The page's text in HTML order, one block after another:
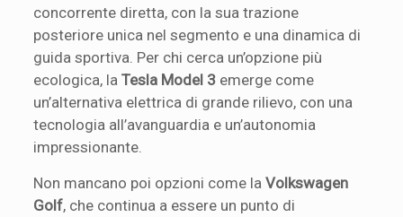
concorrente diretta, con la sua trazione
posteriore unica nel segmento e una dinamica di
guida sportiva. Per chi cerca un’opzione più
ecologica, laTesla Model 3 emerge come
un’alternativa elettrica di grande rilievo, con una
tecnologia all’avanguardia e un’autonomia
impressionante.
Non mancano poi opzioni come laVolkswagen
Golf, che continua a essere un punto di